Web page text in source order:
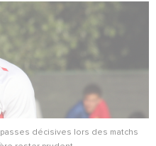
décisives lors des matchs